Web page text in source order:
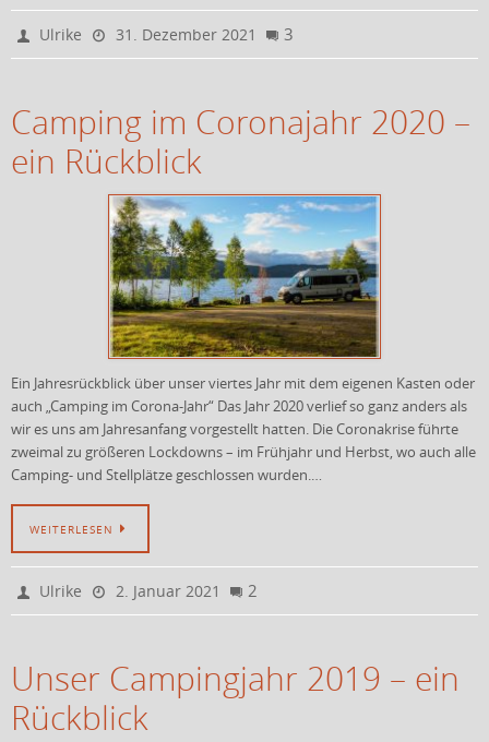
Ulrike 31. Dezember 2021 3
Camping im Coronajahr 2020 –
ein Rückblick
Ein Jahresrückblick über unser viertes Jahr mit dem eigenen Kasten oder
auch „Camping im Corona-Jahr“ Das Jahr 2020 verlief so ganz anders als
wir es uns am Jahresanfang vorgestellt hatten. Die Coronakrise führte
zweimal zu größeren Lockdowns – im Frühjahr und Herbst, wo auch alle
Camping- und Stellplätze geschlossen wurden.…
WEITERLESEN
Ulrike 2. Januar 2021 2
Unser Campingjahr 2019 – ein
Rückblick